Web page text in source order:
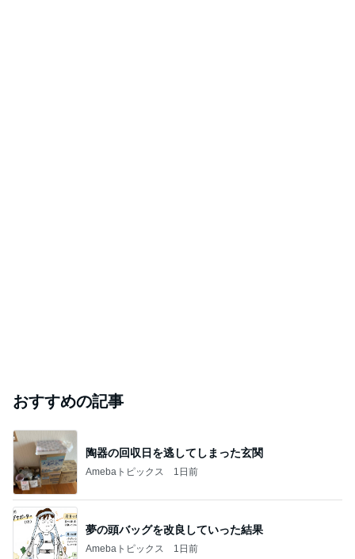
おすすめの記事
陶器の回収日を逃してしまった玄関
Amebaトピックス 1日前
夢の頭バッグを改良していった結果
Amebaトピックス 1日前